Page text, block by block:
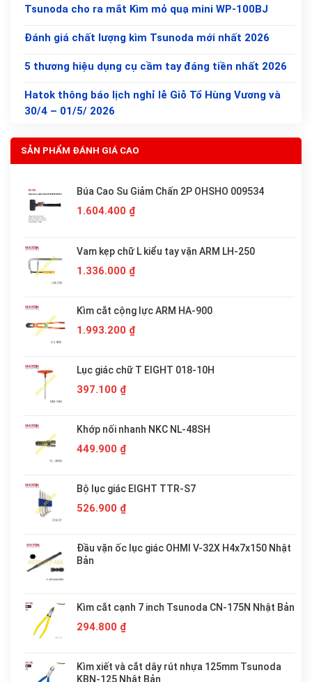
Tsunoda cho ra mắt Kìm mỏ quạ mini WP-100BJ
Đánh giá chất lượng kìm Tsunoda mới nhất 2026
5 thương hiệu dụng cụ cầm tay đáng tiền nhất 2026
Hatok thông báo lịch nghỉ lễ Giỗ Tổ Hùng Vương và
30/4 – 01/5/ 2026
SẢN PHẨM ĐÁNH GIÁ CAO
Búa Cao Su Giảm Chấn 2P OHSHO 009534
1.604.400 ₫
Vam kẹp chữ L kiểu tay vặn ARM LH-250
1.336.000 ₫
Kìm cắt cộng lực ARM HA-900
1.993.200 ₫
Lục giác chữ T EIGHT 018-10H
397.100 ₫
Khớp nối nhanh NKC NL-48SH
449.900 ₫
Bộ lục giác EIGHT TTR-S7
526.900 ₫
Đầu vặn ốc lục giác OHMI V-32X H4x7x150 Nhật
Bản
Kìm cắt cạnh 7 inch Tsunoda CN-175N Nhật Bản
294.800 ₫
Kìm xiết và cắt dây rút nhựa 125mm Tsunoda
KBN-125 Nhật Bản